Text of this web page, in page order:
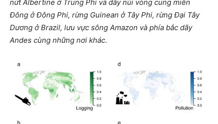
nứt Albertine ở Trung Phi và dãy núi vòng cung miền
Đông ở Đông Phi, rừng Guinean ở Tây Phi, rừng Đại Tây
Dương ở Brazil, lưu vực sông Amazon và phía bắc dãy
Andes cùng những nơi khác.